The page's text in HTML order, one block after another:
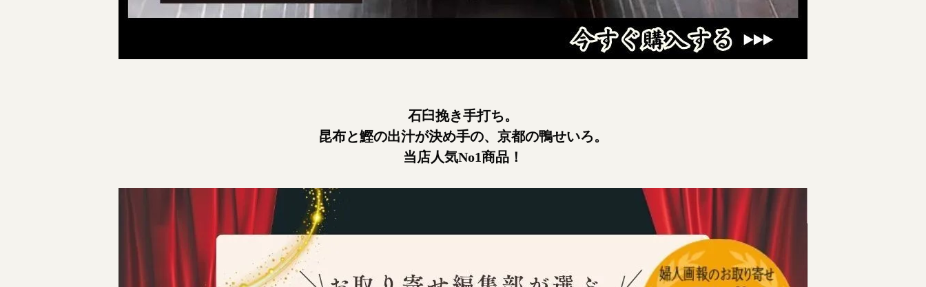
石臼挽き手打ち。
昆布と鰹の出汁が決め手の、京都の鴨せいろ。
当店人気No1商品！